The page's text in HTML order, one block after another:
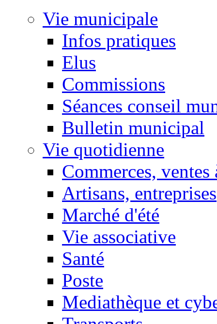
Vie municipale
Infos pratiques
Elus
Commissions
Séances conseil
Bulletin municipal
Vie quotidienne
Commerces, ventes
Artisans, entreprises
Marché d'été
Vie associative
Santé
Poste
Mediathèque et